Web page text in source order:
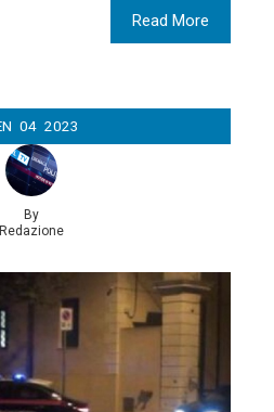
Read More
04 2023
By
Redazione